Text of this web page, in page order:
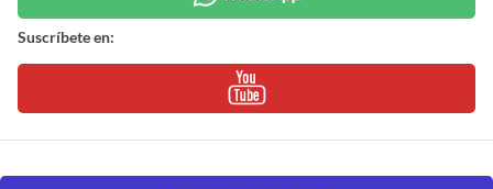
Suscríbete en: